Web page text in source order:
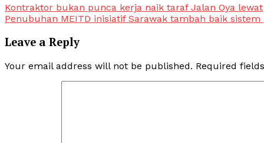
Post
navigation
Kontraktor bukan punca kerja naik taraf Jalan Oya lewat
Penubuhan MEITD inisiatif Sarawak tambah baik sistem
Leave a Reply
Your email address will not be published. Required